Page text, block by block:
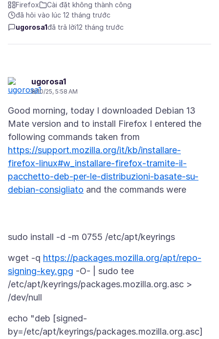
Firefox
Cài đặt không thành công
đã hỏi vào lúc 12 tháng trước
ugorosa1đã trả lời12 tháng trước
ugorosa1
8/10/25, 5:58 AM
Good morning, today I downloaded Debian 13
Mate version and to install Firefox I entered the
following commands taken from
https://support.mozilla.org/it/kb/installare-
firefox-linux#w_installare-firefox-tramite-il-
pacchetto-deb-per-le-distribuzioni-basate-su-
debian-consigliato
wget -q https://packages.mozilla.org/apt/repo-
signing-key.gpg -O- | sudo tee
/etc/apt/keyrings/packages.mozilla.org.asc >
echo "deb [signed-
by=/etc/apt/keyrings/packages.mozilla.org.asc]